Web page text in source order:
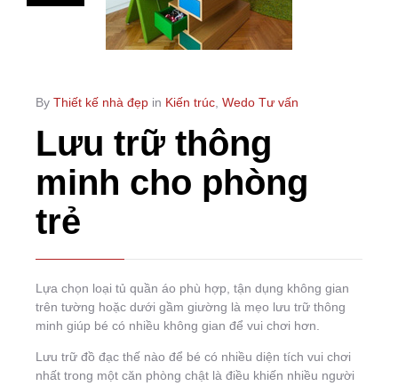
By Thiết kế nhà đẹp in Kiến trúc Wedo Tư vấn
Lưu trữ thông
minh cho phòng
trẻ
Lựa chọn loại tủ quần áo phù hợp, tận dụng không gian
trên tường hoặc dưới gầm giường là mẹo lưu trữ thông
minh giúp bé có nhiều không gian để vui chơi hơn.
Lưu trữ đồ đạc thế nào để bé có nhiều diện tích vui chơi
nhất trong một căn phòng chật là điều khiến nhiều người